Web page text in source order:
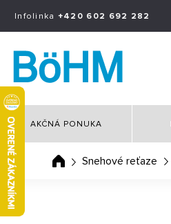
Infolinka +420 602 692 282
AKČNÁ PONUKA
Snehové reťaze